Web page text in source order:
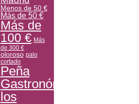
Menos de 50 €
Más de 50 €
Más de
100 € Más
de 300 €
oloroso palo
cortado
Peña
Gastronómica
los